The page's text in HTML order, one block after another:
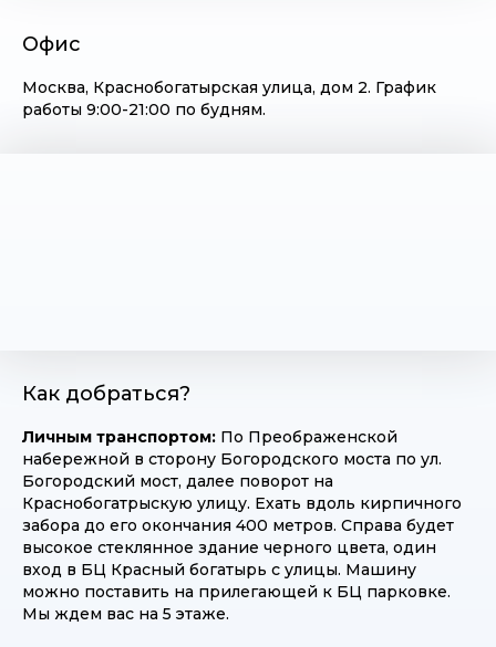
Офис
Москва, Краснобогатырская улица, дом 2. График
работы 9:00-21:00 по будням.
Как добраться?
Личным транспортом: По Преображенской
набережной в сторону Богородского моста по ул.
Богородский мост, далее поворот на
Краснобогатрыскую улицу. Ехать вдоль кирпичного
забора до его окончания 400 метров. Справа будет
высокое стеклянное здание черного цвета, один
вход в БЦ Красный богатырь с улицы. Машину
можно поставить на прилегающей к БЦ парковке.
Мы ждем вас на 5 этаже.